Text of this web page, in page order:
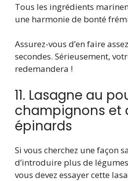
Tous les ingrédients
une harmonie de bonté
Assurez-vous d’en faire
secondes. Sérieusement,
redemandera !
11. Lasagne au
champignons et
épinards
Si vous cherchez une façon
d’introduire plus de
vous devez essayer cette